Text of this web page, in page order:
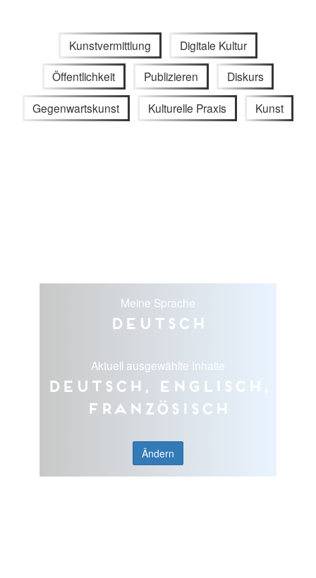
Kunstvermittlung Digitale Kultur
Öffentlichkeit Publizieren Diskurs
Gegenwartskunst Kulturelle Praxis Kunst
Meine Sprache
Deutsch
Aktuell ausgewählte Inhalte
Deutsch, Englisch,
Französisch
Ändern